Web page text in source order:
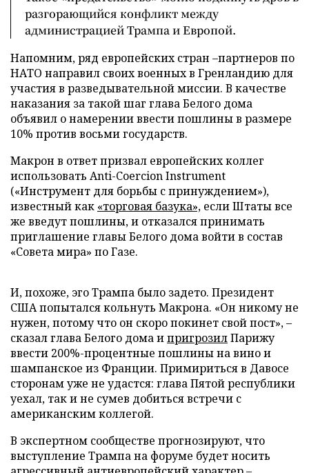
разгорающийся конфликт между
администрацией Трампа и Европой.
Напомним, ряд европейских стран –партнеров по
НАТО направил своих военных в Гренландию для
участия в разведывательной миссии. В качестве
наказания за такой шаг глава Белого дома
объявил о намерении ввести пошлины в размере
10% против восьми государств.
Макрон в ответ призвал европейских коллег
использовать Anti-Coercion Instrument
(«Инструмент для борьбы с принуждением»),
известный как «торговая базука», если Штаты все
же введут пошлины, и отказался принимать
приглашение главы Белого дома войти в состав
«Совета мира» по Газе.
И, похоже, эго Трампа было задето. Президент
США попытался кольнуть Макрона. «Он никому не
нужен, потому что он скоро покинет свой пост», –
сказал глава Белого дома ипригрозилПарижу
ввести 200%-процентные пошлины на вино и
шампанское из Франции. Примириться в Давосе
сторонам уже не удастся: глава Пятой республики
уехал, так и не сумев добиться встречи с
американским коллегой.
В экспертном сообществе прогнозируют, что
выступление Трампа на форуме будет носить